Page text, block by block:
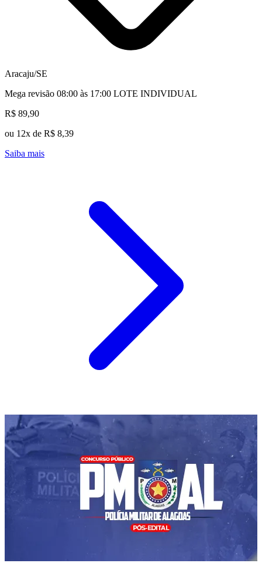
Aracaju/SE
Mega revisão 08:00 às 17:00 LOTE INDIVIDUAL
R$ 89,90
ou 12x de R$ 8,39
Saiba mais